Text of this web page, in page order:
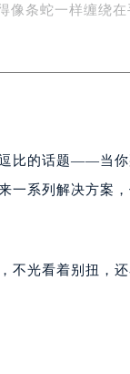
楼（华润万象城
805室（需提前预
央广场）A1座办
城）15层1508室
7层704室（需提
室（需提前预
层05室（需提前
（需提前预约）
像条蛇一样缠绕
比的话题——当
系列解决方案
不光看着别扭，